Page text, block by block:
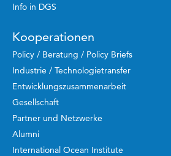
Info in DGS
Kooperationen
Policy / Beratung / Policy Briefs
Industrie / Technologietransfer
Entwicklungszusammenarbeit
Gesellschaft
Partner und Netzwerke
Alumni
International Ocean Institute